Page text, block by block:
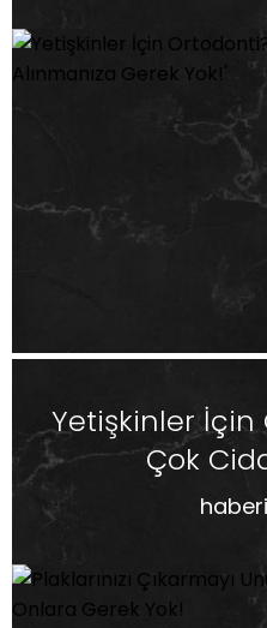
Yetişkinler İçin
Çok